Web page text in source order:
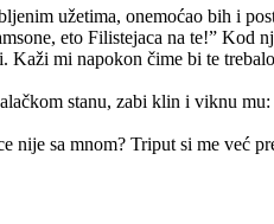
užetima, onemoćao bih i
eto Filistejaca na te!” Kod
Kaži mi napokon čime bi te
stanu, zabi klin i viknu
nije sa mnom? Triput si me već